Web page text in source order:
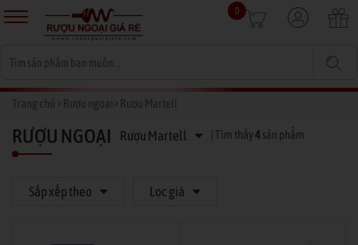
0
Trang chủ Rượu ngoại Rượu Martell
RƯỢU NGOẠI Rượu Martell | Tìm thấy4sản phẩm
Sắp xếp theo Lọc giá